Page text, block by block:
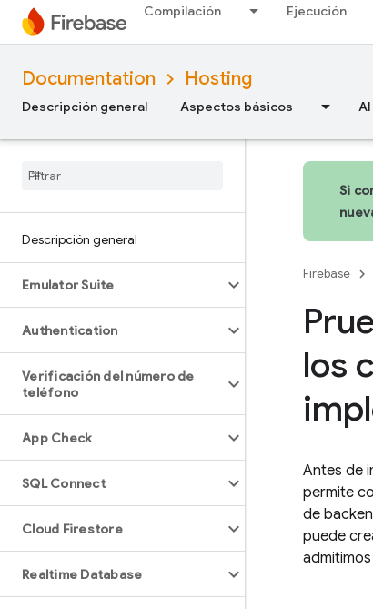
Compilación Ejecución
Documentation Hosting
Descripción general Aspectos básicos AI
Descripción general
Emulator Suite
Authentication
Verificación del número de
teléfono
App Check
SQL Connect
Cloud Firestore
Realtime Database
Si
Firebase
los
Antes de
permite
de
puede